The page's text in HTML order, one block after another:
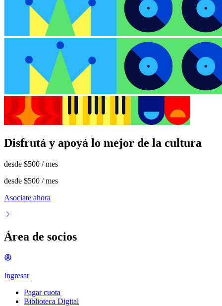
Disfrutá y apoyá lo mejor de la cultura
desde $500 / mes
desde $500 / mes
Asociate ahora
Área de socios
Ingresar
Pagar cuota
Biblioteca Digital